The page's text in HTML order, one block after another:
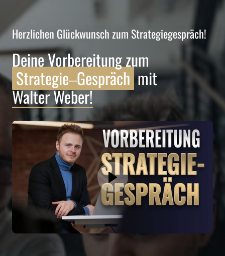
Herzlichen Glückwunsch zum Strategiegespräch!
Strategie‒Gespräch mit
Walter Weber!